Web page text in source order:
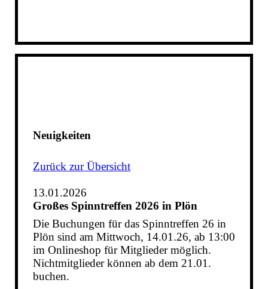
Neuigkeiten
Zurück zur Übersicht
13.01.2026
Großes Spinntreffen 2026 in Plön
Die Buchungen für das Spinntreffen 26 in
Plön sind am Mittwoch, 14.01.26, ab 13:00
im Onlineshop für Mitglieder möglich.
Nichtmitglieder können ab dem 21.01.
buchen.